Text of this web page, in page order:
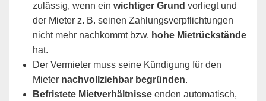
zulässig, wenn ein wichtiger Grund vorliegt und
der Mieter z. B. seinen Zahlungsverpflichtungen
nicht mehr nachkommt bzw. hohe Mietrückstände
hat.
Der Vermieter muss seine Kündigung für den
Mieter nachvollziehbar begründen.
Befristete Mietverhältnisse enden automatisch,